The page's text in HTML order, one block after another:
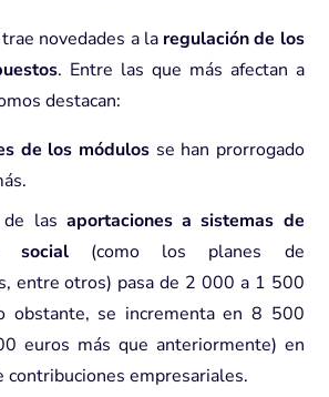
novedades a la regulación de los
. Entre las que más afectan a
destacan:
de los módulos se han prorrogado
las aportaciones a sistemas de
social(como los planes de
entre otros) pasa de 2 000 a 1 500
obstante, se incrementa en 8 500
euros más que anteriormente) en
contribuciones empresariales.